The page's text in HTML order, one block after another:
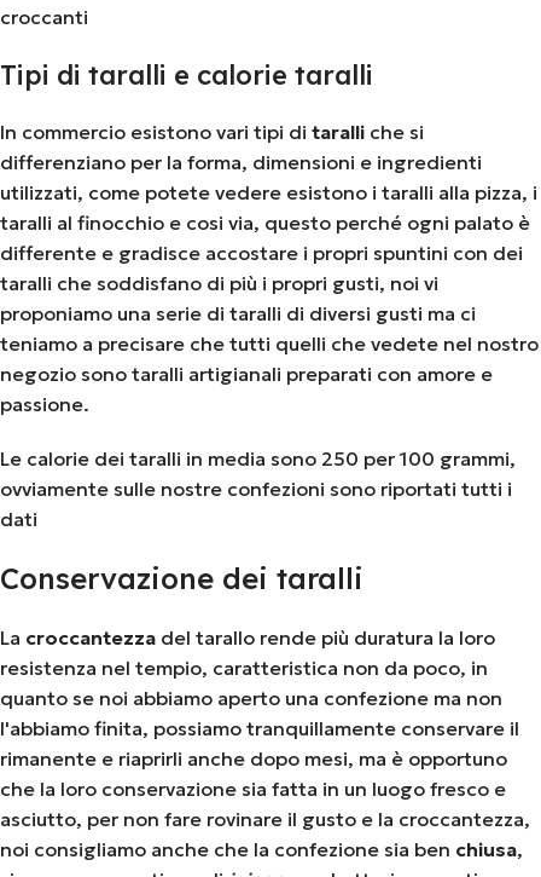
croccanti
Tipi di taralli e calorie taralli
In commercio esistono vari tipi di taralli che si
differenziano per la forma, dimensioni e ingredienti
utilizzati, come potete vedere esistono i taralli alla pizza, i
taralli al finocchio e cosi via, questo perché ogni palato è
differente e gradisce accostare i propri spuntini con dei
taralli che soddisfano di più i propri gusti, noi vi
proponiamo una serie di taralli di diversi gusti ma ci
teniamo a precisare che tutti quelli che vedete nel nostro
negozio sono taralli artigianali preparati con amore e
passione.
Le calorie dei taralli in media sono 250 per 100 grammi,
ovviamente sulle nostre confezioni sono riportati tutti i
dati
Conservazione dei taralli
La croccantezza del tarallo rende più duratura la loro
resistenza nel tempio, caratteristica non da poco, in
quanto se noi abbiamo aperto una confezione ma non
l'abbiamo finita, possiamo tranquillamente conservare il
rimanente e riaprirli anche dopo mesi, ma è opportuno
che la loro conservazione sia fatta in un luogo fresco e
asciutto, per non fare rovinare il gusto e la croccantezza,
noi consigliamo anche che la confezione sia ben chiusa,